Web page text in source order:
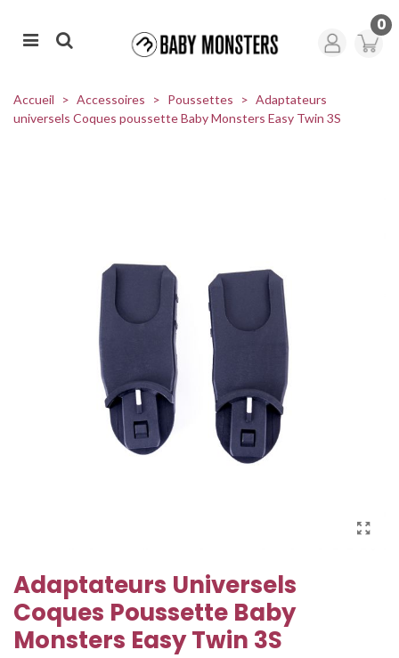
0
Accueil > Accessoires > Poussettes > Adaptateurs
universels Coques poussette Baby Monsters Easy Twin 3S
Adaptateurs Universels
Coques Poussette Baby
Monsters Easy Twin 3S